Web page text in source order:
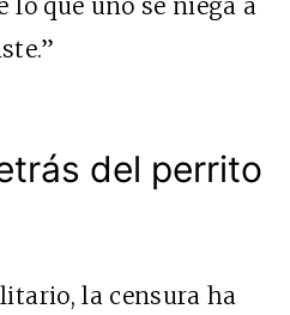
lo que uno se niega a
del perrito
la censura ha